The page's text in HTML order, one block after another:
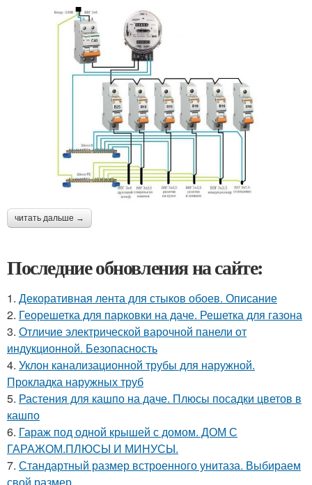
читать дальше →
Последние обновления на сайте:
1. Декоративная лента для стыков обоев. Описание
2. Георешетка для парковки на даче. Решетка для газона
3. Отличие электрической варочной панели от
индукционной. Безопасность
4. Уклон канализационной трубы для наружной.
Прокладка наружных труб
5. Растения для кашпо на даче. Плюсы посадки цветов в
кашпо
6. Гараж под одной крышей с домом. ДОМ С
ГАРАЖОМ.ПЛЮСЫ И МИНУСЫ.
7. Стандартный размер встроенного унитаза. Выбираем